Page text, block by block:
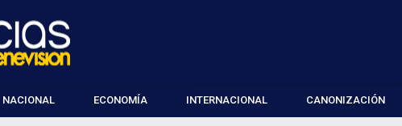
NACIONAL ECONOMÍA INTERNACIONAL CANONIZACIÓN